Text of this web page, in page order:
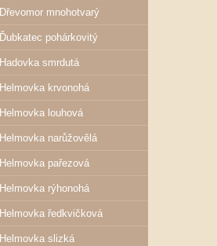
Dřevomor mnohotvarý
Ďubkatec pohárkovitý
Hadovka smrdutá
Helmovka krvonohá
Helmovka louhová
Helmovka narůžovělá
Helmovka pařezová
Helmovka rýhonohá
Helmovka ředkvičková
Helmovka slizká